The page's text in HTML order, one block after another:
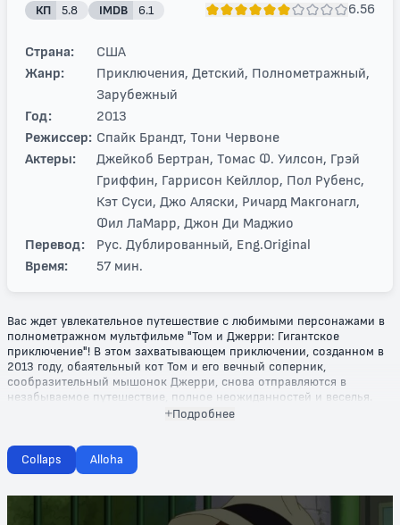
КП 5.8 IMDB 6.1 6.56
Страна:
США
Жанр:
Приключения, Детский, Полнометражный,
Зарубежный
Год:
2013
Режиссер: Спайк Брандт, Тони Червоне
Актеры:
Джейкоб Бертран, Томас Ф. Уилсон, Грэй
Гриффин, Гаррисон Кейллор, Пол Рубенс,
Кэт Суси, Джо Аляски, Ричард Макгонагл,
Фил ЛаМарр, Джон Ди Маджио
Перевод:
Рус. Дублированный, Eng.Original
Время:
57 мин.
Вас ждет увлекательное путешествие с любимыми персонажами в
полнометражном мультфильме "Том и Джерри: Гигантское
приключение"! В этом захватывающем приключении, созданном в
2013 году, обаятельный кот Том и его вечный соперник,
сообразительный мышонок Джерри, снова отправляются в
незабываемое путешествие, полное неожиданностей и веселья.
где друзья сталкиваются с гигантскими растениями, волшебными
существами и удивительными испытаниями. Друзья должны
объединить свои силы и проявить храбрость, чтобы преодолеть
Подробнее
Collaps Alloha